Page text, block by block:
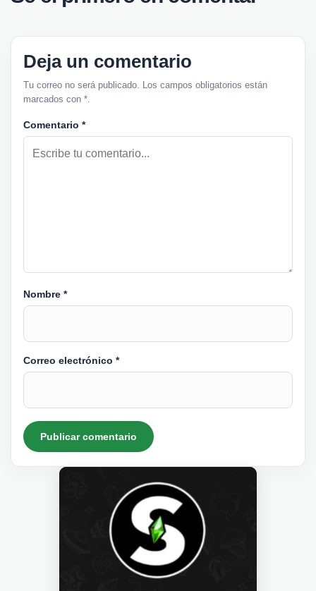
Deja un comentario
Tu correo no será publicado. Los campos obligatorios están
marcados con *.
Comentario *
Nombre *
Correo electrónico *